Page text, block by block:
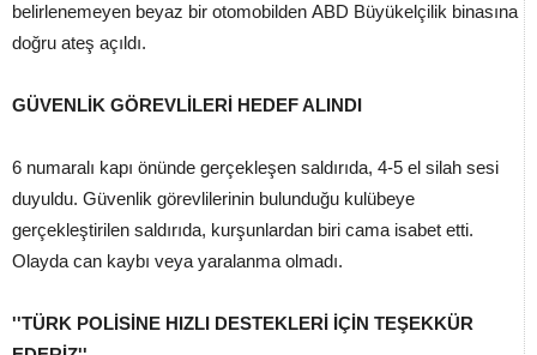
belirlenemeyen beyaz bir otomobilden ABD Büyükelçilik binasına
doğru ateş açıldı.
GÜVENLİK GÖREVLİLERİ HEDEF ALINDI
6 numaralı kapı önünde gerçekleşen saldırıda, 4-5 el silah sesi
duyuldu. Güvenlik görevlilerinin bulunduğu kulübeye
gerçekleştirilen saldırıda, kurşunlardan biri cama isabet etti.
Olayda can kaybı veya yaralanma olmadı.
''TÜRK POLİSİNE HIZLI DESTEKLERİ İÇİN TEŞEKKÜR